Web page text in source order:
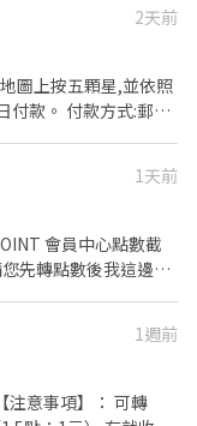
轉帳、線上行動支付
聚
恩
2天前
1天前
先轉點數後我這邊再
1週前
注意事項】： 可轉